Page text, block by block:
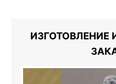
ИЗГОТОВЛЕНИЕ